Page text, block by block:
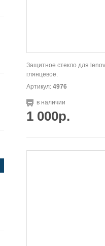
Защитное стекло для
глянцевое.
Артикул: 4976
в наличии
1 000р.